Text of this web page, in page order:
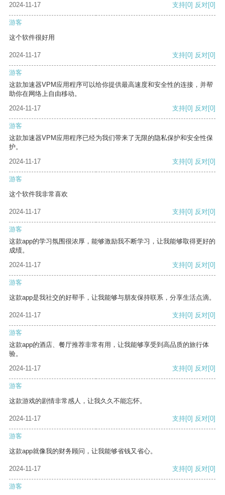
2024-11-17
支持[0] 反对[0]
游客
这个软件很好用
2024-11-17 支持[0] 反对[0]
游客
这款加速器VPM应用程序可以给你提供最高速度和安全性的连接，并帮
助你在网络上自由移动。
2024-11-17
支持[0] 反对[0]
游客
这款加速器VPM应用程序已经为我们带来了无限的隐私保护和安全性保
护。
2024-11-17
支持[0] 反对[0]
游客
这个软件我非常喜欢
2024-11-17 支持[0] 反对[0]
游客
这款app的学习氛围很浓厚，能够激励我不断学习，让我能够取得更好的
成绩。
2024-11-17
支持[0] 反对[0]
游客
这款app是我社交的好帮手，让我能够与朋友保持联系，分享生活点滴。
2024-11-17 支持[0] 反对[0]
游客
这款app的酒店、餐厅推荐非常有用，让我能够享受到高品质的旅行体
验。
2024-11-17
支持[0] 反对[0]
游客
这款游戏的剧情非常感人，让我久久不能忘怀。
2024-11-17 支持[0] 反对[0]
游客
这款app就像我的财务顾问，让我能够省钱又省心。
2024-11-17 支持[0] 反对[0]
游客